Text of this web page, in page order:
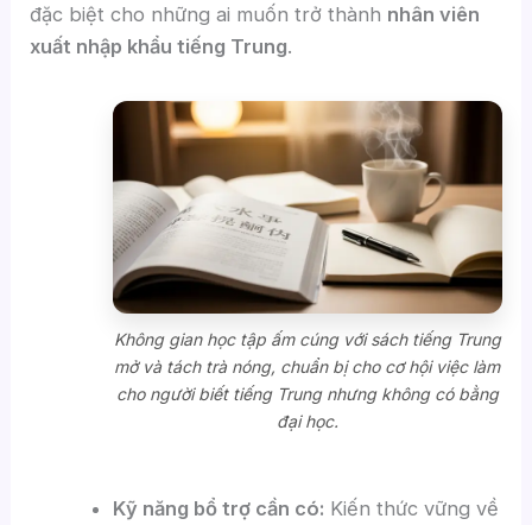
đặc biệt cho những ai muốn trở thành nhân viên
xuất nhập khẩu tiếng Trung.
Không gian học tập ấm cúng với sách tiếng Trung
mở và tách trà nóng, chuẩn bị cho cơ hội việc làm
cho người biết tiếng Trung nhưng không có bằng
đại học.
Kỹ năng bổ trợ cần có: Kiến thức vững về